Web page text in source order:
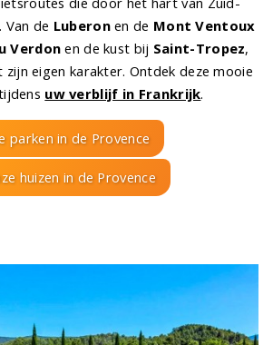
Van de Luberonen de Mont Ventoux
Verdon en de kust bij Saint-Tropez,
eigen karakter. Ontdek deze mooie
uw verblijf in Frankrijk.
parken in de Provence
huizen in de Provence